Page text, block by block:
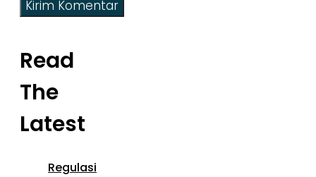
Read
The
Latest
Regulasi